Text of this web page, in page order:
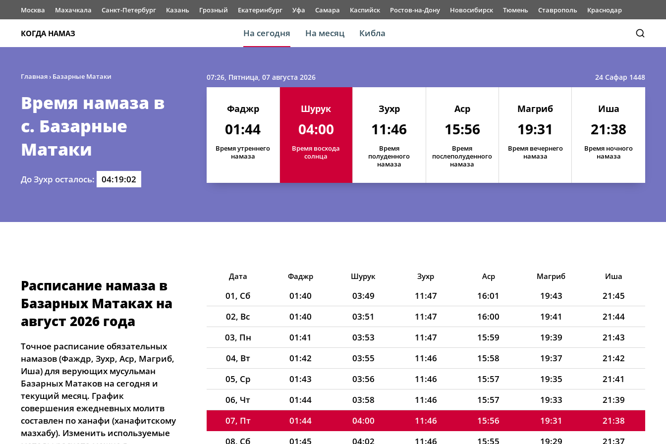
Москва Махачкала Санкт-Петербург Казань Грозный Екатеринбург Уфа Самара Каспийск Ростов-на-Дону Новосибирск Тюмень Ставрополь Краснодар
КОГДА НАМАЗ На сегодня На месяц Кибла
Главная› Базарные Матаки
Время намаза в
с. Базарные
Матаки
До Зухр осталось: 04:19:01
07:26, Пятница, 07 августа 2026 24 Сафар 1448
Фаджр
01:44
Время утреннего
намаза
Шурук
04:00
Время восхода
солнца
Зухр
11:46
Время
полуденного
намаза
Аср
15:56
Время
послеполуденного
намаза
Магриб
19:31
Время вечернего
намаза
Иша
21:38
Время ночного
намаза
Расписание намаза в
Базарных Матаках на
август 2026 года
Точное расписание обязательных
намазов (Фаждр, Зухр, Аср, Магриб,
Иша) для верующих мусульман
Базарных Матаков на сегодня и
текущий месяц. График
совершения ежедневных молитв
составлен по ханафи (ханафитскому
мазхабу). Изменить используемые
Дата Фаджр Шурук Зухр Аср Магриб Иша
01, Сб 01:40 03:49 11:47 16:01 19:43
21:45
02, Вс
01:40 03:51 11:47 16:00 19:41
21:44
03, Пн
01:41 03:53 11:47 15:59 19:39
21:43
04, Вт
01:42 03:55 11:46 15:58 19:37
21:42
05, Ср
01:43 03:56 11:46 15:57 19:35
21:41
06, Чт
01:44 03:58 11:46 15:57 19:33
21:39
07, Пт
01:44 04:00 11:46 15:56 19:31
21:38
08, Сб
01:45 04:02 11:46 15:55 19:29
21:37